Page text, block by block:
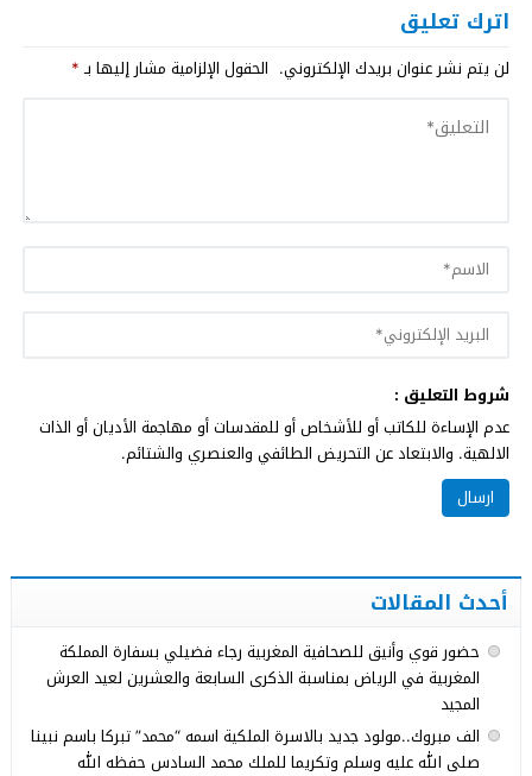
اترك تعليق
لن يتم نشر عنوان بريدك الإلكتروني. الحقول الإلزامية مشار إليها بـ*
شروط التعليق :
عدم الإساءة للكاتب أو للأشخاص أو للمقدسات أو مهاجمة الأديان أو الذات
الالهية. والابتعاد عن التحريض الطائفي والعنصري والشتائم.
أحدث المقالات
حضور قوي وأنيق للصحافية المغربية رجاء فضيلي بسفارة المملكة
المغربية في الرياض بمناسبة الذكرى السابعة والعشرين لعيد العرش
المجيد
الف مبروك..مولود جديد بالاسرة الملكية اسمه “محمد” تبركا باسم نبينا
صلى الله عليه وسلم وتكريما للملك محمد السادس حفظه الله